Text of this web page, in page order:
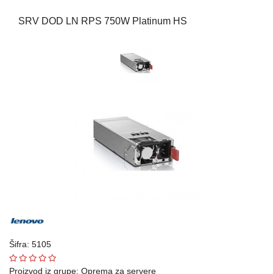
oprema
SRV DOD LN RPS 750W Platinum HS
Šifra: 5105
Proizvod iz grupe: Oprema za servere